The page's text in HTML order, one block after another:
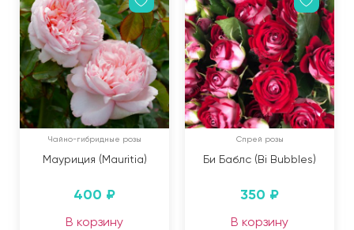
Чайно-гибридные розы
Мауриция (Mauritia)
400 ₽
В корзину
Спрей розы
Би Баблс (Bi Bubbles)
350 ₽
В корзину